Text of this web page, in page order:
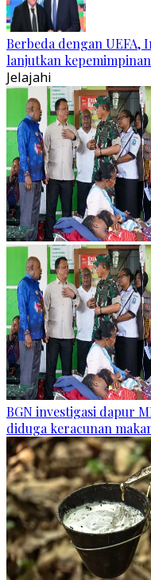
Berbeda dengan
lanjutkan
Jelajahi
BGN investigasi dapur
diduga keracunan